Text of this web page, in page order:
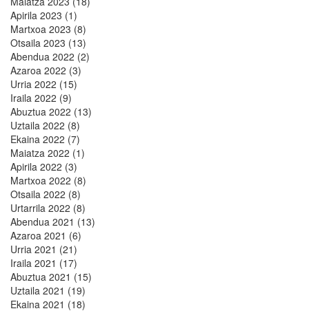
Apirila 2023 (1)
Martxoa 2023 (8)
Otsaila 2023 (13)
Abendua 2022 (2)
Azaroa 2022 (3)
Urria 2022 (15)
Iraila 2022 (9)
Abuztua 2022 (13)
Uztaila 2022 (8)
Ekaina 2022 (7)
Maiatza 2022 (1)
Apirila 2022 (3)
Martxoa 2022 (8)
Otsaila 2022 (8)
Urtarrila 2022 (8)
Abendua 2021 (13)
Azaroa 2021 (6)
Urria 2021 (21)
Iraila 2021 (17)
Abuztua 2021 (15)
Uztaila 2021 (19)
Ekaina 2021 (18)